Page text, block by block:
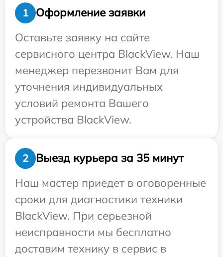
1
Оформление заявки
Оставьте заявку на сайте
сервисного центра BlackView. Наш
менеджер перезвонит Вам для
уточнения индивидуальных
условий ремонта Вашего
устройства BlackView.
2
Выезд курьера за 35 минут
Наш мастер приедет в оговоренные
сроки для диагностики техники
BlackView. При серьезной
неисправности мы бесплатно
доставим технику в сервис в